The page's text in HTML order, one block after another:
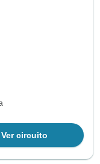
Ver circuito